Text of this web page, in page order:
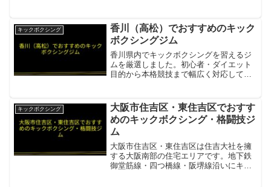
SHIMABARA BASEブラジリアン柔術・
グラップリング専門。カル...
キックボクシング
香川（高松）でおすすめのキック
ボクシングジム
香川県内でキックボクシングを習えるジ
ムを厳選しました。初心者・ダイエット
目的から本格競技まで幅広く対応してい
心者向けのスタイリッシュな空間。
BLAZ...
キックボクシング
大阪市住吉区・東住吉区でおすす
めのキックボクシング・格闘技ジ
ム
大阪市住吉区・東住吉区は住吉大社を擁
する大阪南部の住宅エリアです。地下鉄
御堂筋線・四つ橋線・阪堺線沿いにキッ